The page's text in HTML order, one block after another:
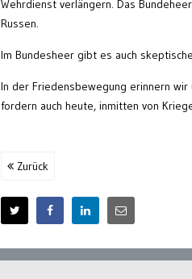
Wehrdienst verlängern. Das
Russen.
Im Bundesheer gibt es auch
In der Friedensbewegung erinnern wir
fordern auch heute, inmitten von
Zurück